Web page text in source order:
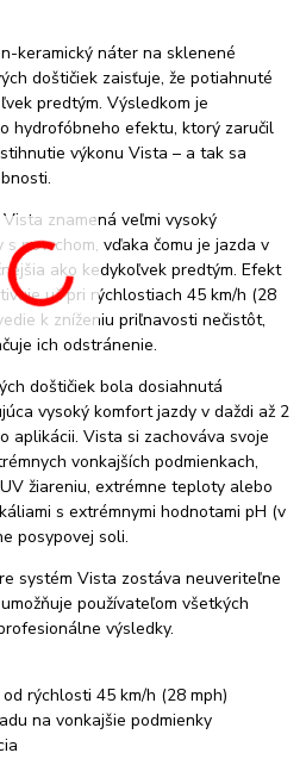
keramický náter na sklenené
doštičiek zaisťuje, že potiahnuté
predtým. Výsledkom je
hydrofóbneho efektu, ktorý zaručil
výkonu Vista – a tak sa
znamená veľmi vysoký
povrchom, vďaka čomu je jazda v
ako kedykoľvek predtým. Efekt
už pri rýchlostiach 45 km/h (28
k zníženiu priľnavosti nečistôt,
ich odstránenie.
doštičiek bola dosiahnutá
vysoký komfort jazdy v daždi až 2
aplikácii. Vista si zachováva svoje
vonkajších podmienkach,
žiareniu, extrémne teploty alebo
s extrémnymi hodnotami pH (v
posypovej soli.
systém Vista zostáva neuveriteľne
používateľom všetkých
výsledky.
rýchlosti 45 km/h (28 mph)
na vonkajšie podmienky